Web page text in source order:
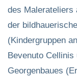
des Malerateliers
der
(Kindergruppen
Bevenuto
Georgenbaues